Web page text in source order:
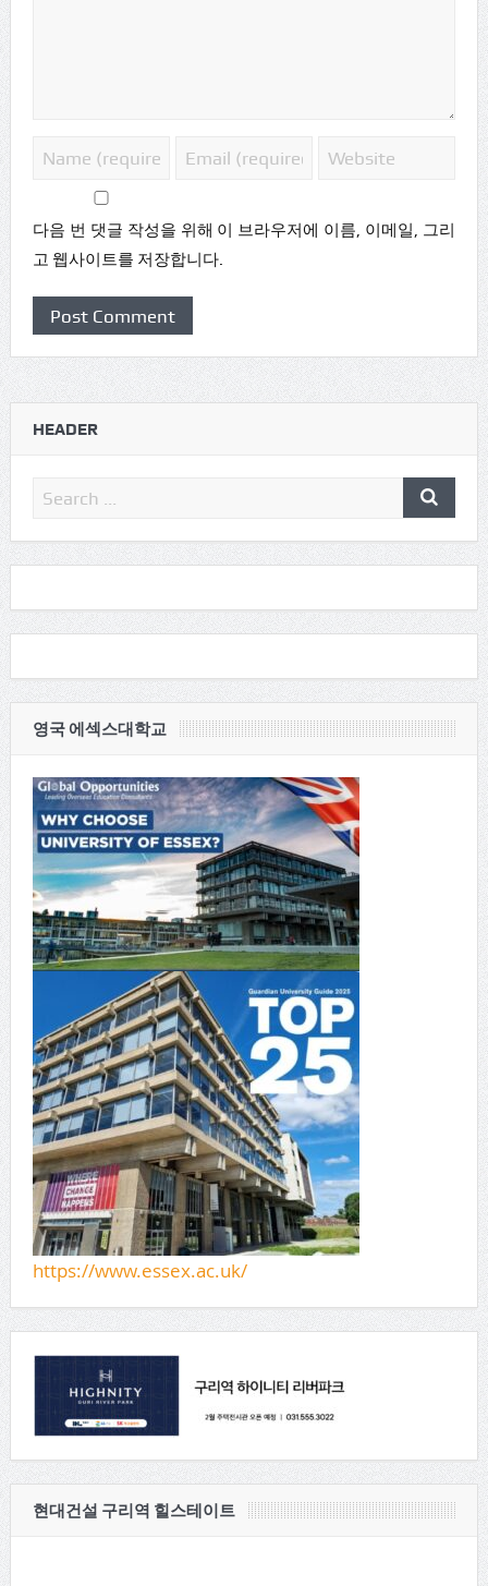
다음 번 댓글 작성을 위해 이 브라우저에 이름, 이메일, 그리
고 웹사이트를 저장합니다.
HEADER
영국 에섹스대학교
https://www.essex.ac.uk/
현대건설 구리역 힐스테이트